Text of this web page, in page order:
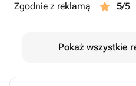
Zgodnie z reklamą
5/5
Pokaż wszystkie